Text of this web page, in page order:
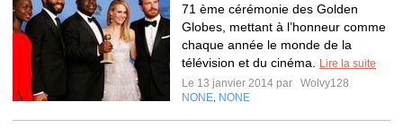
71 ème cérémonie des Golden
Globes, mettant à l’honneur comme
chaque année le monde de la
télévision et du cinéma.
Lire la suite
Le 13 janvier 2014 par
Wolvy128
NONE NONE